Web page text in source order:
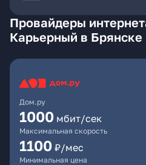
Провайдеры
Карьерный в Брянске
Дом.ру
1000 мбит/сек
Максимальная скорость
1100 ₽/мес
Минимальная цена